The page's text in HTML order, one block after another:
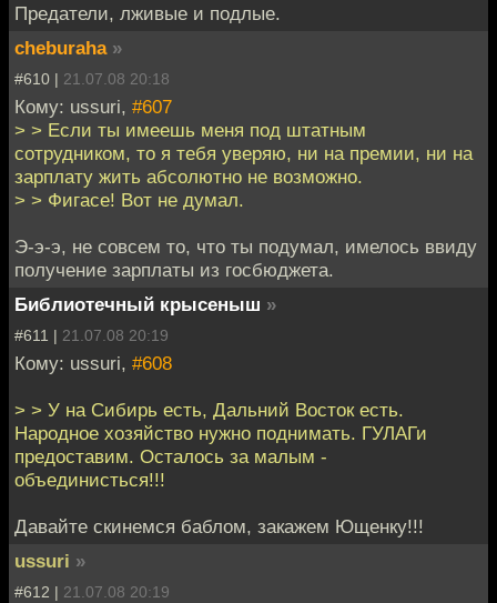
Предатели, лживые и подлые.
cheburaha »
#610 | 21.07.08 20:18
Кому: ussuri, #607
> > Если ты имеешь меня под штатным
сотрудником, то я тебя уверяю, ни на премии, ни на
зарплату жить абсолютно не возможно.
> > Фигасе! Вот не думал.
Э-э-э, не совсем то, что ты подумал, имелось ввиду
получение зарплаты из госбюджета.
Библиотечный крысеныш »
#611 | 21.07.08 20:19
Кому: ussuri, #608
> > У на Сибирь есть, Дальний Восток есть.
Народное хозяйство нужно поднимать. ГУЛАГи
предоставим. Осталось за малым -
объединисться!!!
Давайте скинемся баблом, закажем Ющенку!!!
ussuri »
#612 | 21.07.08 20:19